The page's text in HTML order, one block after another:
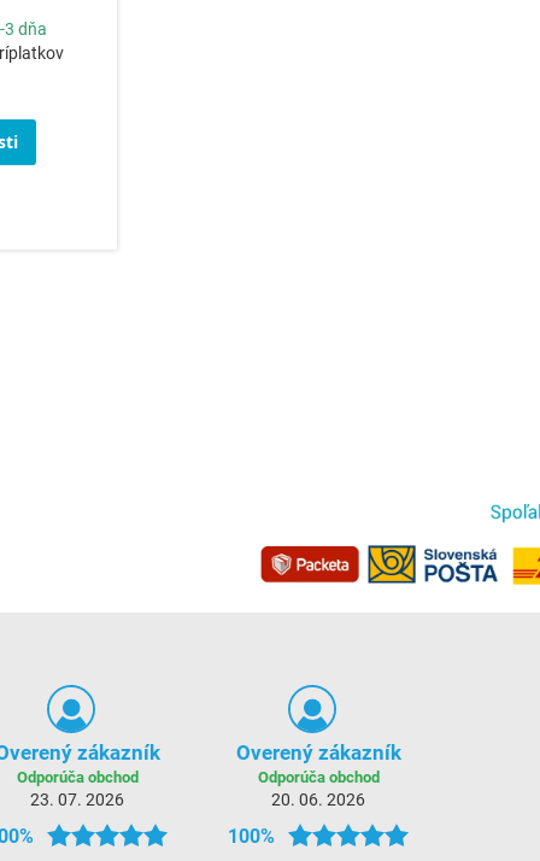
3 dňa
zákazník
Odporúča obchod
23. 07. 2026
Overený zákazník
Odporúča obchod
20. 06. 2026
100%